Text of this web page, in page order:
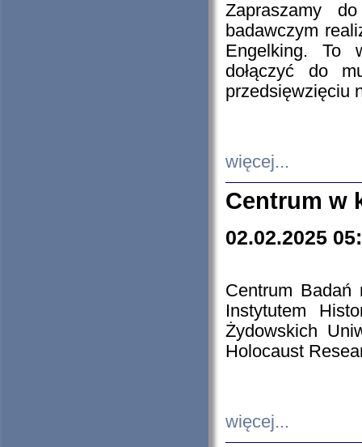
Zapraszamy
badawczym
Engelking. To
dołączyć do
przedsięwzięciu
więcej...
Centrum w
02.02.2025
Centrum Badań
Instytutem
Żydowskich
Holocaust
więcej...